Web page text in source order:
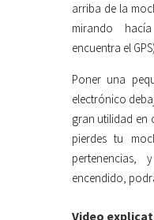
arriba de la
mirando
encuentra el
Poner una
electrónico
gran utilidad en
pierdes tu
encendido,
Video